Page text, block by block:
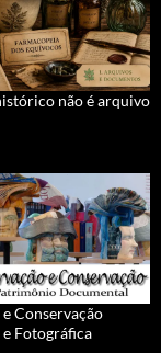
não é arquivo
Conservação
Fotográfica